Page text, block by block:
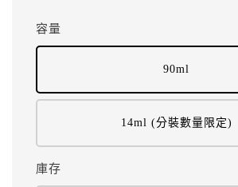
容量
90ml
14ml (分裝數量限定)
庫存